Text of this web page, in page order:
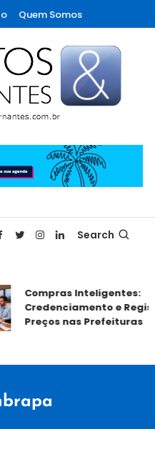
Quem Somos
Search
Compras Inteligentes:
Credenciamento e
Preços nas Prefeituras